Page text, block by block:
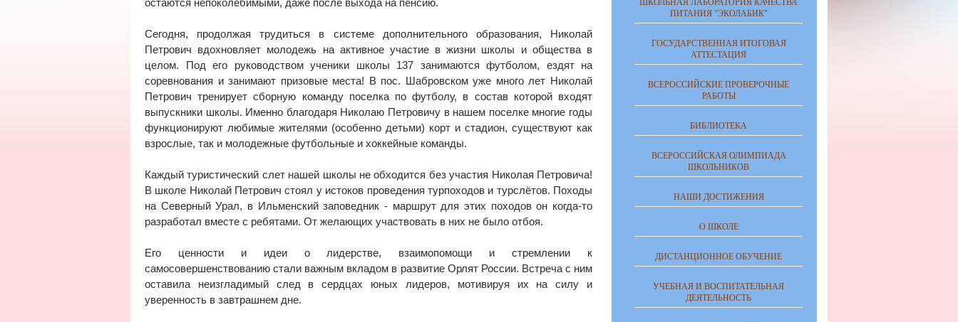
остаются непоколебимыми, даже после выхода на пенсию.
Сегодня, продолжая трудиться в системе дополнительного образования, Николай
Петрович вдохновляет молодежь на активное участие в жизни школы и общества в
целом. Под его руководством ученики школы 137 занимаются футболом, ездят на
соревнования и занимают призовые места! В пос. Шабровском уже много лет Николай
Петрович тренирует сборную команду поселка по футболу, в состав которой входят
выпускники школы. Именно благодаря Николаю Петровичу в нашем поселке многие годы
функционируют любимые жителями (особенно детьми) корт и стадион, существуют как
взрослые, так и молодежные футбольные и хоккейные команды.
Каждый туристический слет нашей школы не обходится без участия Николая Петровича!
В школе Николай Петрович стоял у истоков проведения турпоходов и турслётов. Походы
на Северный Урал, в Ильменский заповедник - маршрут для этих походов он когда-то
разработал вместе с ребятами. От желающих участвовать в них не было отбоя.
Его ценности и идеи о лидерстве, взаимопомощи и стремлении к
самосовершенствованию стали важным вкладом в развитие Орлят России. Встреча с ним
оставила неизгладимый след в сердцах юных лидеров, мотивируя их на силу и
уверенность в завтрашнем дне.
ШКОЛЬНАЯ ЛАБОРАТОРИЯ КАЧЕСТВА
ПИТАНИЯ "ЭКОЛАБИК"
ГОСУДАРСТВЕННАЯ ИТОГОВАЯ
АТТЕСТАЦИЯ
ВСЕРОССИЙСКИЕ ПРОВЕРОЧНЫЕ
РАБОТЫ
БИБЛИОТЕКА
ВСЕРОССИЙСКАЯ ОЛИМПИАДА
ШКОЛЬНИКОВ
НАШИ ДОСТИЖЕНИЯ
О ШКОЛЕ
ДИСТАНЦИОННОЕ ОБУЧЕНИЕ
УЧЕБНАЯ И ВОСПИТАТЕЛЬНАЯ
ДЕЯТЕЛЬНОСТЬ